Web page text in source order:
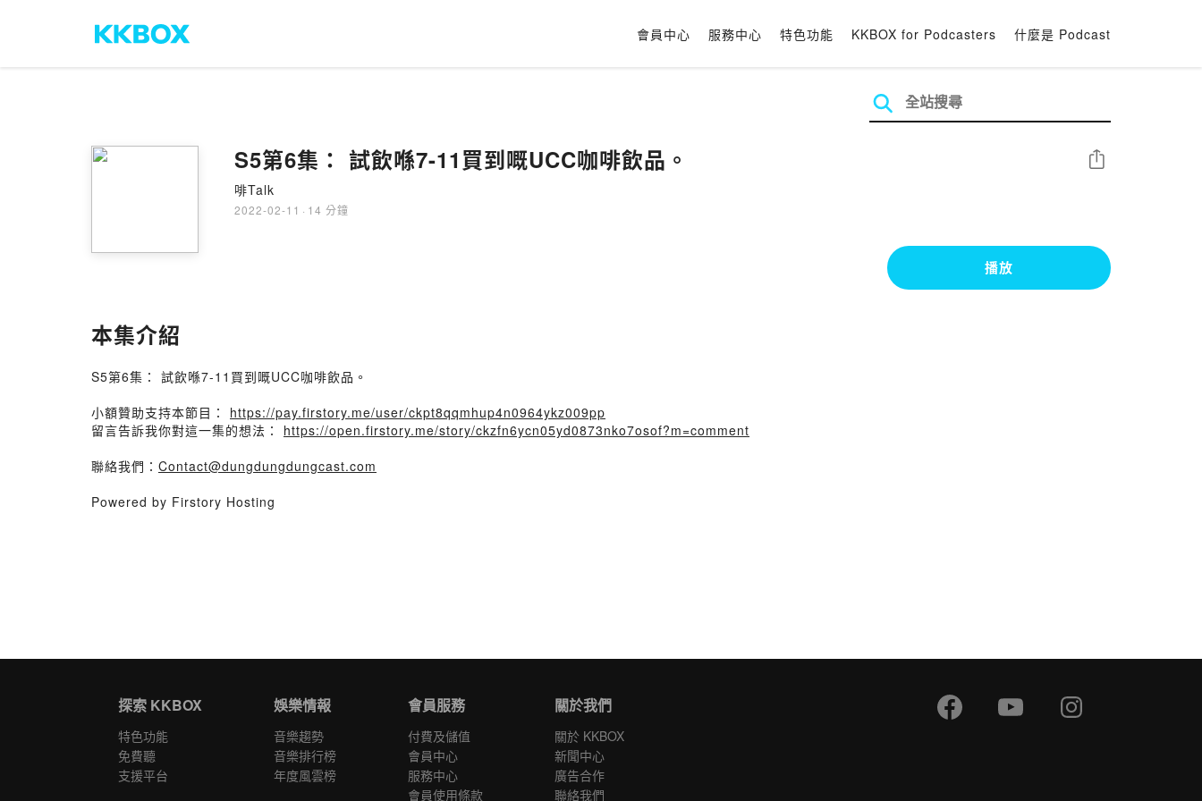
會員中心 服務中心 特色功能 KKBOX for Podcasters 什麼是 Podcast
S5第6集： 試飲喺7-11買到嘅UCC咖啡飲品。
啡Talk
2022-02-11 · 14 分鐘
分享
播放
本集介紹
S5第6集： 試飲喺7-11買到嘅UCC咖啡飲品。
小額贊助支持本節目： https://pay.firstory.me/user/ckpt8qqmhup4n0964ykz009pp
留言告訴我你對這一集的想法： https://open.firstory.me/story/ckzfn6ycn05yd0873nko7osof?m=comment
聯絡我們： Contact@dungdungdungcast.com
Powered by Firstory Hosting
探索 KKBOX
特色功能
免費聽
支援平台
娛樂情報
音樂趨勢
音樂排行榜
年度風雲榜
會員服務
付費及儲值
會員中心
服務中心
會員使用條款
關於我們
關於 KKBOX
新聞中心
廣告合作
聯絡我們